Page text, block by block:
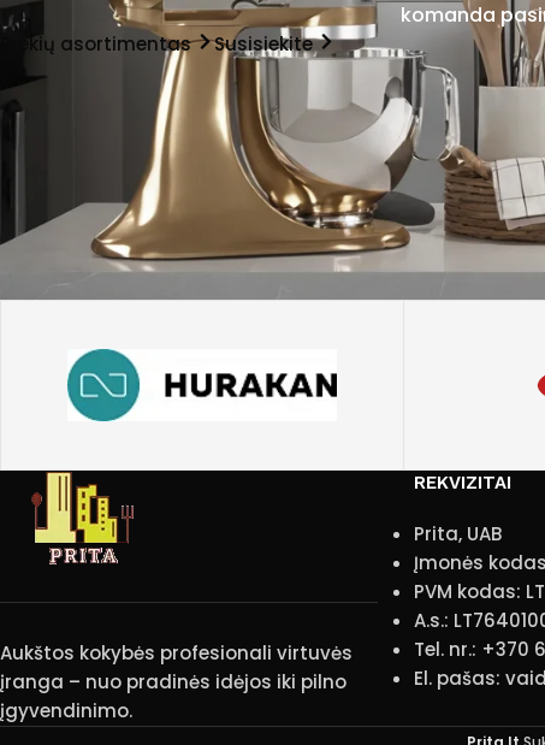
komanda
Prekių asortimentas Susisiekite
Aukštos kokybės profesionali virtuvės
įranga – nuo pradinės idėjos iki pilno
įgyvendinimo.
REKVIZITAI
Prita, UAB
Įmonės
PVM kodas:
A.s.:
Tel. nr.: +370
El. pašas: